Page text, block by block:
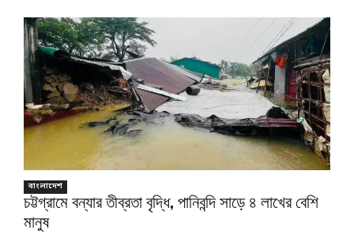
বাংলাদেশ
চট্টগ্রামে বন্যার তীব্রতা বৃদ্ধি, পানিবন্দি সাড়ে ৪ লাখের বেশি
মানুষ